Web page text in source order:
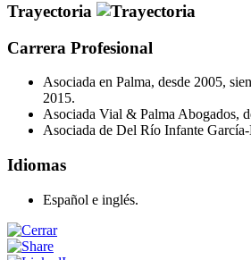
Trayectoria
Carrera Profesional
Asociada en Palma, desde 2005,
2015.
Asociada Vial & Palma Abogados,
Asociada de Del Río Infante
Idiomas
Español e inglés.